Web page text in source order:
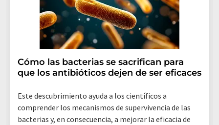
suscripción al boletín informativo correspondiente.
Cómo las bacterias se sacrifican para
que los antibióticos dejen de ser eficaces
Este descubrimiento ayuda a los científicos a
comprender los mecanismos de supervivencia de las
bacterias y, en consecuencia, a mejorar la eficacia de